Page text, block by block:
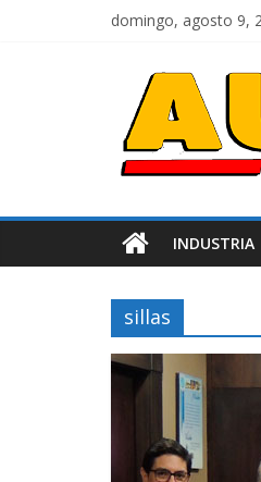
domingo, agosto 9,
INDUSTRIA
sillas
Movilidad